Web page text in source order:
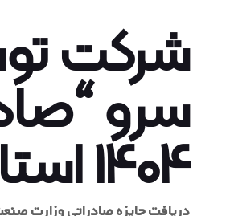
شرکت
سرو
۱۴۰۴ استان تهران”شد
دریافت جایزه صادراتی وزارت